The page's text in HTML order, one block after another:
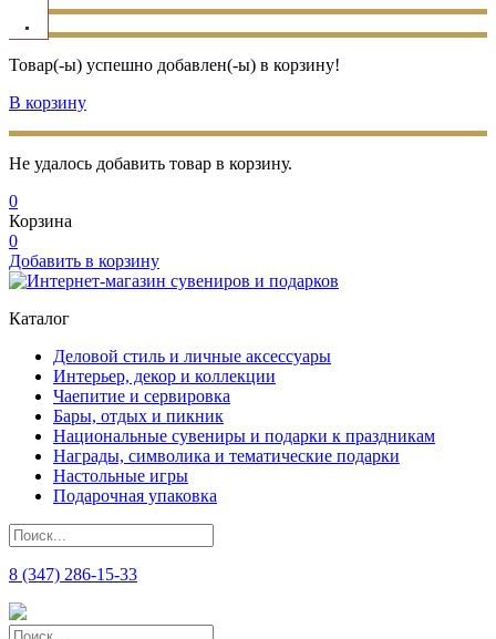
Товар(-ы) успешно добавлен(-ы) в корзину!
В корзину
Не удалось добавить товар в корзину.
0
Корзина
0
Добавить в корзину
Каталог
Деловой стиль и личные аксессуары
Интерьер, декор и коллекции
Чаепитие и сервировка
Бары, отдых и пикник
Национальные сувениры и подарки к праздникам
Награды, символика и тематические подарки
Настольные игры
Подарочная упаковка
8 (347) 286-15-33